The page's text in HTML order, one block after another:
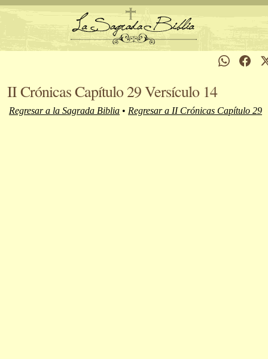
II Crónicas Capítulo 29 Versículo 14
Regresar a la Sagrada Biblia • Regresar a II Crónicas Capítulo 29